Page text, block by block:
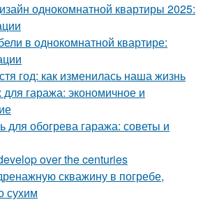
однокомнатной квартиры 2025:
в однокомнатной квартире:
год: как изменилась наша жизнь
гаража: экономичное и
для обогрева гаража: советы и
over the centuries
скважину в погребе,
сухим